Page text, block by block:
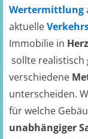
Wertermittlung
aktuelle
Immobilie in
sollte realistisch
verschiedene
unterscheiden.
für welche
unabhängiger